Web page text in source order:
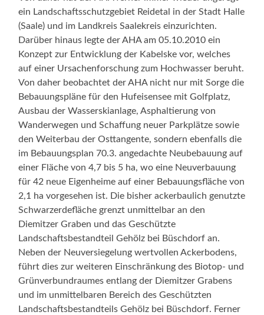
ein Landschaftsschutzgebiet Reidetal in der Stadt Halle
(Saale) und im Landkreis Saalekreis einzurichten.
Darüber hinaus legte der AHA am 05.10.2010 ein
Konzept zur Entwicklung der Kabelske vor, welches
auf einer Ursachenforschung zum Hochwasser beruht.
Von daher beobachtet der AHA nicht nur mit Sorge die
Bebauungspläne für den Hufeisensee mit Golfplatz,
Ausbau der Wasserskianlage, Asphaltierung von
Wanderwegen und Schaffung neuer Parkplätze sowie
den Weiterbau der Osttangente, sondern ebenfalls die
im Bebauungsplan 70.3. angedachte Neubebauung auf
einer Fläche von 4,7 bis 5 ha, wo eine Neuverbauung
für 42 neue Eigenheime auf einer Bebauungsfläche von
2,1 ha vorgesehen ist. Die bisher ackerbaulich genutzte
Schwarzerdefläche grenzt unmittelbar an den
Diemitzer Graben und das Geschützte
Landschaftsbestandteil Gehölz bei Büschdorf an.
Neben der Neuversiegelung wertvollen Ackerbodens,
führt dies zur weiteren Einschränkung des Biotop- und
Grünverbundraumes entlang der Diemitzer Grabens
und im unmittelbaren Bereich des Geschützten
Landschaftsbestandteils Gehölz bei Büschdorf. Ferner